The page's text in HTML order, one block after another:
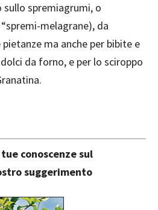
spremiagrumi, o
melagrane), da
ma anche per bibite e
da forno, e per lo sciroppo
conoscenze sul
suggerimento